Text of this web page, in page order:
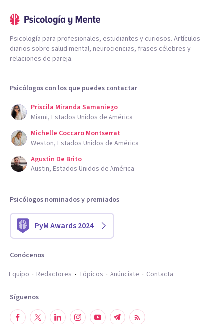
Psicología para profesionales, estudiantes y curiosos. Artículos
diarios sobre salud mental, neurociencias, frases célebres y
relaciones de pareja.
Psicólogos con los que puedes contactar
Priscila Miranda Samaniego
Miami, Estados Unidos de América
Michelle Coccaro Montserrat
Weston, Estados Unidos de América
Agustin De Brito
Austin, Estados Unidos de América
Psicólogos nominados y premiados
PyM Awards 2024
Conócenos
Equipo
Redactores Tópicos Anúnciate Contacta
Síguenos